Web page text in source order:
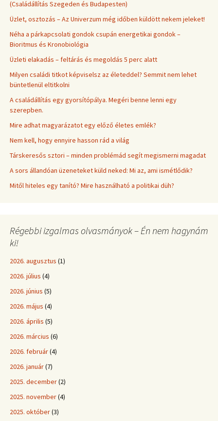
(Családállítás Szegeden és Budapesten)
Üzlet, osztozás – Az Univerzum még időben küldött nekem jeleket!
Néha a párkapcsolati gondok csupán energetikai gondok –
Bioritmus és Kronobiológia
Üzleti elakadás – feltárás és megoldás 5 perc alatt
Milyen családi titkot képviselsz az életeddel? Semmit nem lehet
büntetlenül eltitkolni
A családállítás egy gyorsítópálya. Megéri benne lenni egy
szerepben.
Mire adhat magyarázatot egy előző életes emlék?
Nem kell, hogy ennyire hasson rád a világ
Társkeresős sztori – minden problémád segít megismerni magadat
A sors állandóan üzeneteket küld neked: Mi az, ami ismétlődik?
Mitől hiteles egy tanító? Mire használható a politikai düh?
Régebbi izgalmas olvasmányok – Én nem hagynám
ki!
2026. augusztus (1)
2026. július (4)
2026. június (5)
2026. május (4)
2026. április (5)
2026. március (6)
2026. február(4)
2026. január(7)
2025. december(2)
2025. november(4)
2025. október(3)